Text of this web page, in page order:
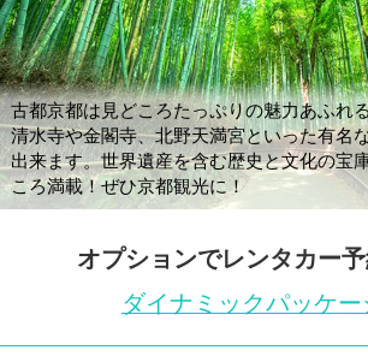
古都京都は見どころたっぷりの魅力あふれ
清水寺や金閣寺、北野天満宮といった有名
出来ます。世界遺産を含む歴史と文化の宝
ころ満載！ぜひ京都観光に！
オプションでレンタカー
ダイナミックパッケー